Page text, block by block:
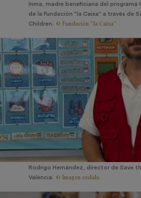
Inma, madre beneficiaria del programa
de la Fundación ”la Caixa” a través de
Children. © Fundación ”la Caixa”
Rodrigo Hernández, director de Save
València. © Imagen cedida